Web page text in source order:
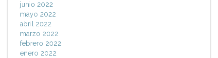
junio 2022
mayo 2022
abril 2022
marzo 2022
febrero 2022
enero 2022